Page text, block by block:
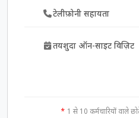
टेलीफ़ोनी सहायता
तयशुदा ऑन-साइट विज़िट
1 से 10 कर्मचारियों वाले